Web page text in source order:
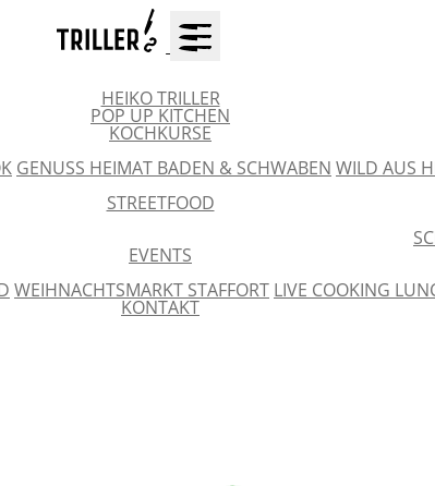
HEIKO TRILLER
POP UP KITCHEN
KOCHKURSE
GENUSS HEIMAT BADEN & SCHWABEN WILD AUS
STREETFOOD
EVENTS
WEIHNACHTSMARKT STAFFORT LIVE COOKING
KONTAKT